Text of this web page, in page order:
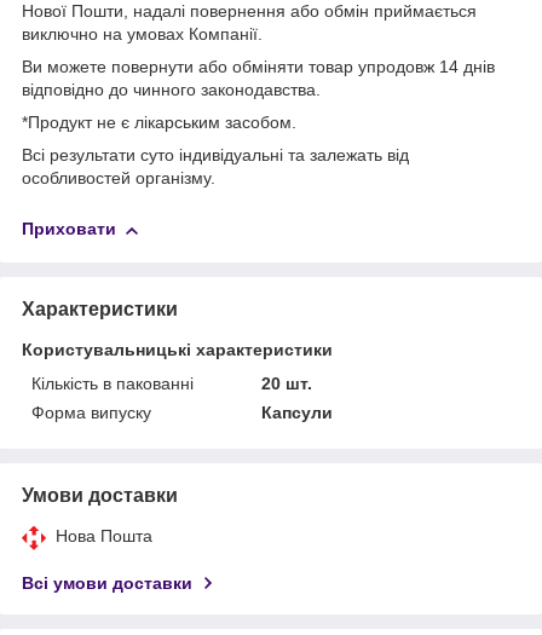
Нової Пошти, надалі повернення або обмін приймається
виключно на умовах Компанії.
Ви можете повернути або обміняти товар упродовж 14 днів
відповідно до чинного законодавства.
*Продукт не є лікарським засобом.
Всі результати суто індивідуальні та залежать від
особливостей організму.
Приховати
Характеристики
Користувальницькі характеристики
Кількість в пакованні
20 шт.
Форма випуску
Капсули
Умови доставки
Нова Пошта
Всі умови доставки